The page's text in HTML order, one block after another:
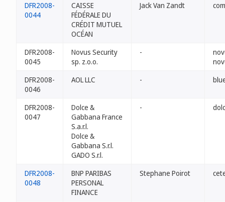
DFR2008-
0044
CAISSE
FÉDÉRALE DU
CRÉDIT MUTUEL
OCÉAN
Jack Van Zandt
DFR2008-
0045
Novus Security
sp. z.o.o.
-
DFR2008-
0046
AOL LLC -
DFR2008-
0047
Dolce &
Gabbana France
S.a.r.l.
Dolce &
Gabbana S.r.l.
GADO S.r.l.
-
DFR2008-
0048
BNP PARIBAS
PERSONAL
FINANCE
Stephane Poirot